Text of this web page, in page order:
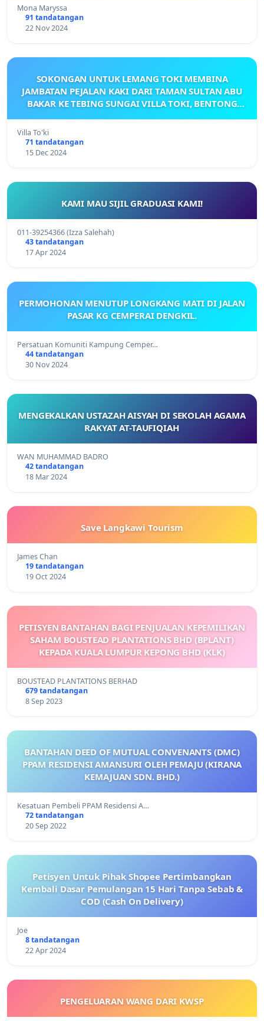
Mona Maryssa
91 tandatangan
22 Nov 2024
SOKONGAN UNTUK LEMANG TOKI MEMBINA
JAMBATAN PEJALAN KAKI DARI TAMAN SULTAN ABU
BAKAR KE TEBING SUNGAI VILLA TOKI, BENTONG
Villa To'ki
71 tandatangan
15 Dec 2024
KAMI MAU SIJIL GRADUASI KAMI!
011-39254366 (Izza Salehah)
43 tandatangan
17 Apr 2024
PERMOHONAN MENUTUP LONGKANG MATI DI JALAN
PASAR KG CEMPERAI DENGKIL.
Persatuan Komuniti Kampung Cemper…
44 tandatangan
30 Nov 2024
MENGEKALKAN USTAZAH AISYAH DI SEKOLAH AGAMA
RAKYAT AT-TAUFIQIAH
WAN MUHAMMAD BADRO
42 tandatangan
18 Mar 2024
Save Langkawi Tourism
James Chan
19 tandatangan
19 Oct 2024
PETISYEN BANTAHAN BAGI PENJUALAN KEPEMILIKAN
SAHAM BOUSTEAD PLANTATIONS BHD (BPLANT)
KEPADA KUALA LUMPUR KEPONG BHD (KLK)
BOUSTEAD PLANTATIONS BERHAD
679 tandatangan
8 Sep 2023
BANTAHAN DEED OF MUTUAL CONVENANTS (DMC)
PPAM RESIDENSI AMANSURI OLEH PEMAJU (KIRANA
KEMAJUAN SDN. BHD.)
Kesatuan Pembeli PPAM Residensi A…
72 tandatangan
20 Sep 2022
Petisyen Untuk Pihak Shopee Pertimbangkan
Kembali Dasar Pemulangan 15 Hari Tanpa Sebab &
COD (Cash On Delivery)
Joe
8 tandatangan
22 Apr 2024
PENGELUARAN WANG DARI KWSP